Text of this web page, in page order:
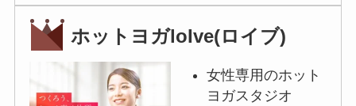
ホットヨガloIve(ロイブ)
女性専用のホット
ヨガスタジオ